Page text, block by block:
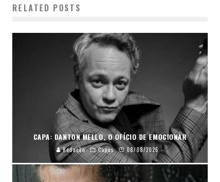
RELATED POSTS
CAPA: DANTON MELLO, O OFÍCIO DE EMOCIONAR
Redação Capas 08/08/2026